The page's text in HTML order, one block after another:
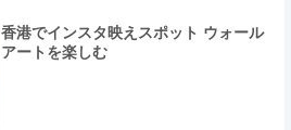
香港でインスタ映えスポット ウォール
アートを楽しむ